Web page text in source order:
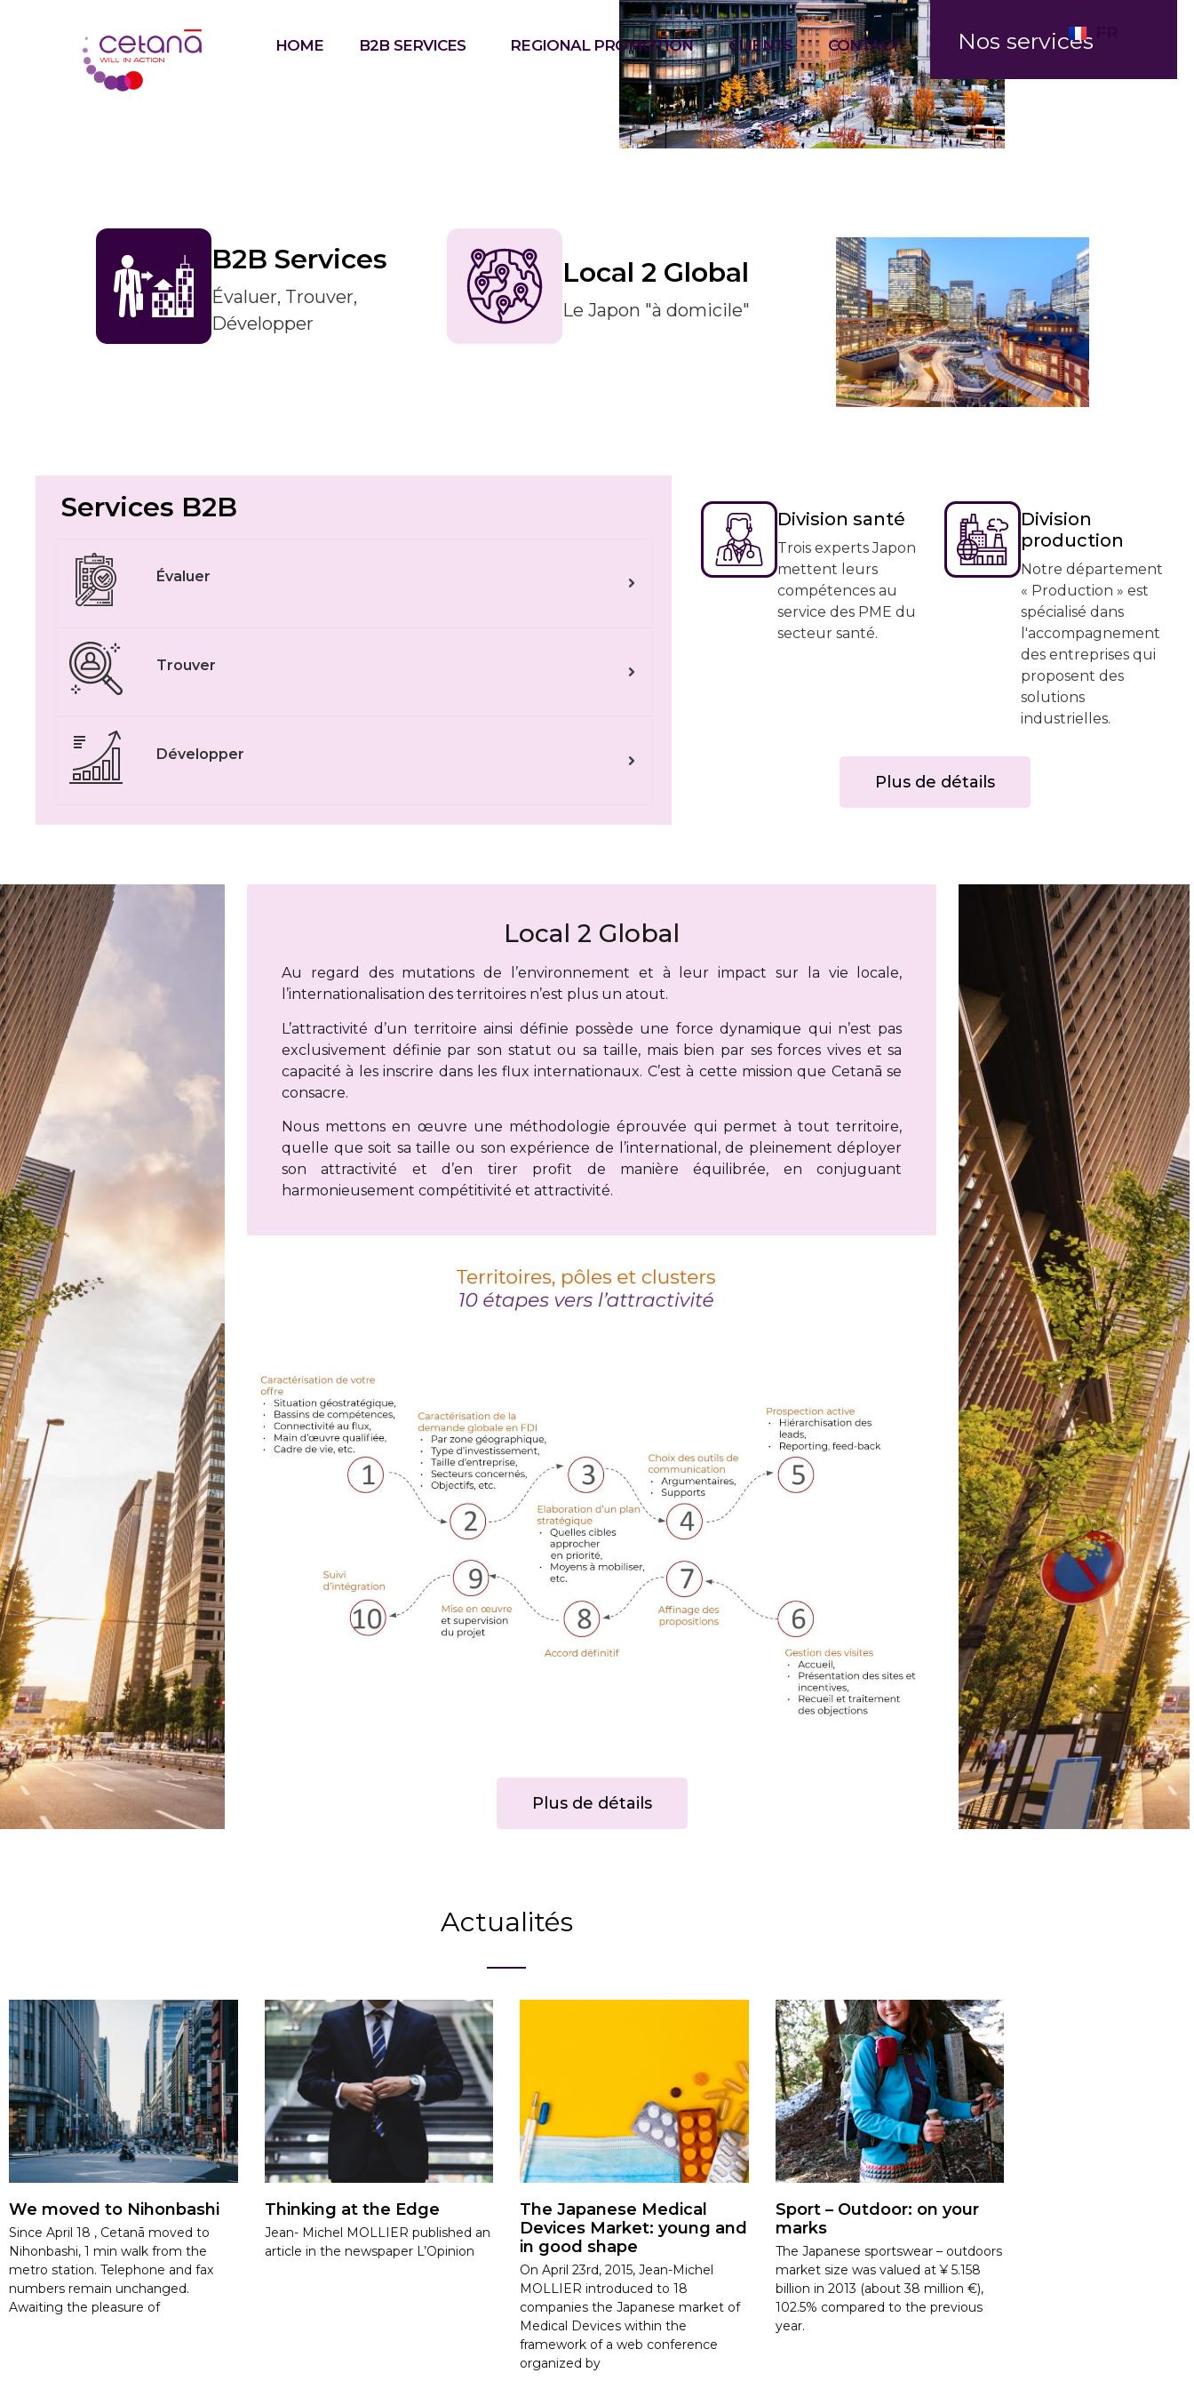
HOME B2B SERVICES REGIONAL PROMOTION CLIENTS CONTACT Nos services
B2B Services
Évaluer, Trouver,
Développer
Local 2 Global
Le Japon "à domicile"
Services B2B
Évaluer
Trouver
Développer
Division santé
Trois experts Japon
mettent leurs
compétences au
service des PME du
secteur santé.
Division
production
Notre département
« Production » est
spécialisé dans
l'accompagnement
des entreprises qui
proposent des
solutions
industrielles.
Plus de détails
Local 2 Global
Au regard des mutations de l’environnement et à leur impact sur la vie locale,
l’internationalisation des territoires n’est plus un atout.
L’attractivité d’un territoire ainsi définie possède une force dynamique qui n’est pas
exclusivement définie par son statut ou sa taille, mais bien par ses forces vives et sa
capacité à les inscrire dans les flux internationaux. C’est à cette mission que Cetanā se
consacre.
Nous mettons en œuvre une méthodologie éprouvée qui permet à tout territoire,
quelle que soit sa taille ou son expérience de l’international, de pleinement déployer
son attractivité et d’en tirer profit de manière équilibrée, en conjuguant
harmonieusement compétitivité et attractivité.
Plus de détails
Actualités
We moved to Nihonbashi
Since April 18 , Cetanā moved to
Nihonbashi, 1 min walk from the
metro station. Telephone and fax
numbers remain unchanged.
Awaiting the pleasure of
Thinking at the Edge
Jean- Michel MOLLIER published an
article in the newspaper L’Opinion
The Japanese Medical
Devices Market: young and
in good shape
On April 23rd, 2015, Jean-Michel
MOLLIER introduced to 18
companies the Japanese market of
Medical Devices within the
framework of a web conference
organized by
Sport – Outdoor: on your
marks
The Japanese sportswear – outdoors
market size was valued at ¥ 5.158
billion in 2013 (about 38 million €),
102.5% compared to the previous
year.